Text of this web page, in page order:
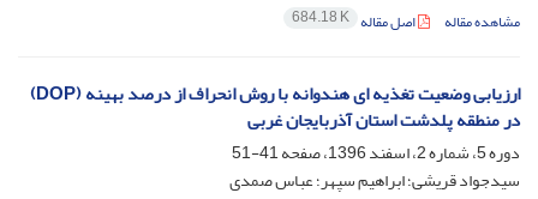
مشاهده مقاله اصل مقاله 684.18 K
ارزیابی وضعیت تغذیه ای هندوانه با روش انحراف از درصد بهینه (DOP)
در منطقه پلدشت استان آذربایجان غربی
دوره 5، شماره 2، اسفند 1396، صفحه
41-51
سیدجواد قریشی؛ ابراهیم سپهر؛ عباس صمدی